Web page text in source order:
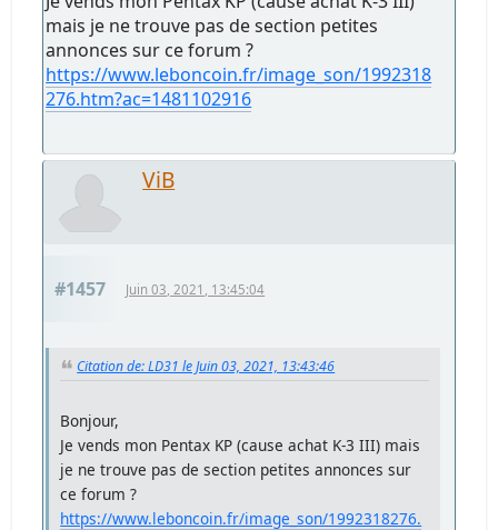
mais je ne trouve pas de section petites
annonces sur ce forum ?
https://www.leboncoin.fr/image_son/1992318
276.htm?ac=1481102916
ViB
#1457 Juin 03, 2021, 13:45:04
Citation de: LD31 le Juin 03, 2021, 13:43:46
Bonjour,
Je vends mon Pentax KP (cause achat K-3 III) mais
je ne trouve pas de section petites annonces sur
ce forum ?
https://www.leboncoin.fr/image_son/1992318276.